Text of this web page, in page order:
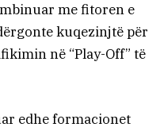
me fitoren e
kuqezinjtë për
në “Play-Off” të
edhe formacionet